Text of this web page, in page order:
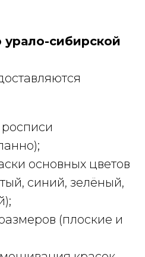
урало-сибирской
росписи
основных цветов
синий, зелёный,
(плоские и